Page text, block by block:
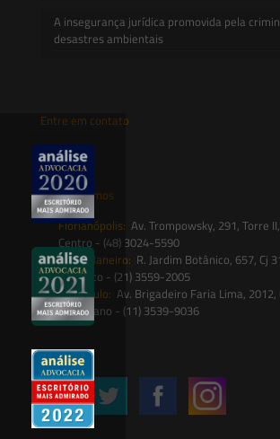
A insegurança jurídica promovida pela
desastres ambientais
Entre em contato
contato@saesadvogados.com.br
Onde estamos
Florianópolis: Av. Trompowsky, 291, Torre
Centro - (48) 3024-5590
Rio de Janeiro: R. Jardim Botânico, 657, Cj
Botânico - (21) 3559-2005
São Paulo: Av. Brigadeiro Faria Lima, 2012,
Paulistano - (11) 3539-9036
Siga-nos